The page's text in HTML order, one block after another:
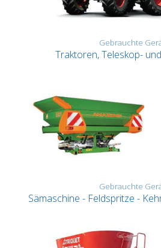
Gebrauchte
Traktoren, Teleskop-
Gebrauchte
Sämaschine - Feldspritze -